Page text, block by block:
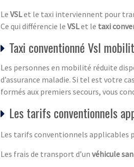
Le VSLet le taxi interviennent pour
Ce qui différencie le VSLet le taxi
Taxi conventionné Vsl
Les personnes en mobilité réduite
d’assurance maladie. Si tel est votre
formés aux premiers secours, vous
Les tarifs conventionnels
Les tarifs conventionnels applicables
Les frais de transport d’un véhicule